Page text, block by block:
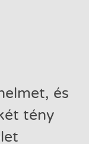
és
tény